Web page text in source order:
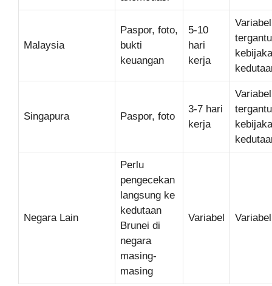
Malaysia
Paspor, foto,
bukti
keuangan
5-10
hari
kerja
Singapura Paspor, foto
3-7 hari
kerja
Negara Lain
Perlu
pengecekan
langsung ke
kedutaan
Brunei di
negara
masing-
masing
Variabel Variabel